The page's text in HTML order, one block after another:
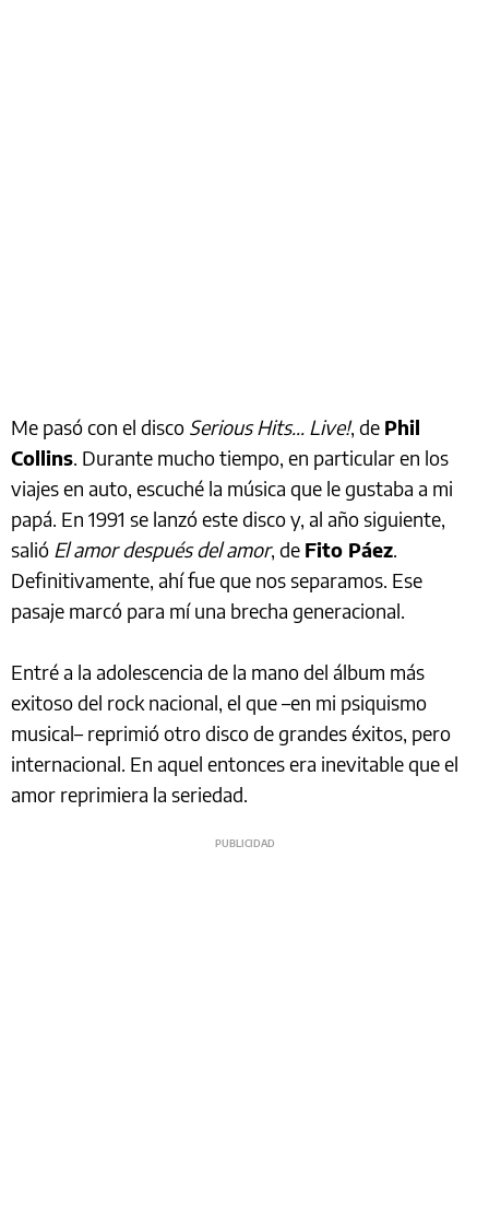
Me pasó con el disco Serious Hits… Live!, de Phil
Collins. Durante mucho tiempo, en particular en los
viajes en auto, escuché la música que le gustaba a mi
papá. En 1991 se lanzó este disco y, al año siguiente,
salió El amor después del amor, de Fito Páez.
Definitivamente, ahí fue que nos separamos. Ese
pasaje marcó para mí una brecha generacional.
Entré a la adolescencia de la mano del álbum más
exitoso del rock nacional, el que –en mi psiquismo
musical– reprimió otro disco de grandes éxitos, pero
internacional. En aquel entonces era inevitable que el
amor reprimiera la seriedad.